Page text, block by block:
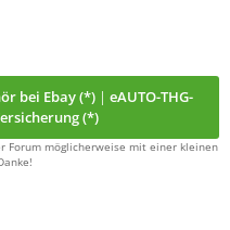
bei Ebay (*)| eAUTO-THG-
(*)
Forum möglicherweise mit einer kleinen